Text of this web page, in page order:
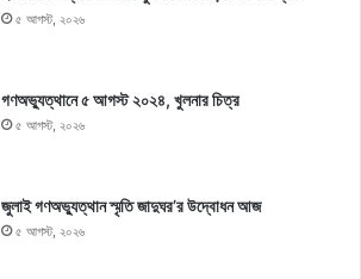
৫ আগস্ট, ২০২৬
গণঅভ্যুত্থানে ৫ আগস্ট ২০২৪, খুলনার চিত্র
৫ আগস্ট, ২০২৬
জুলাই গণঅভ্যুত্থান স্মৃতি জাদুঘর’র উদ্বোধন আজ
৫ আগস্ট, ২০২৬